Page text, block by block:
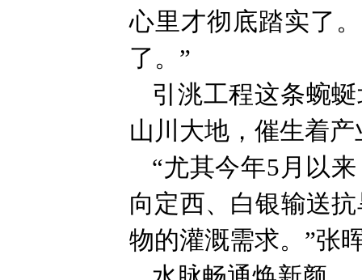
心里才彻底踏实了
了。”
引洮工程这条蜿
山川大地，催生着
“尤其今年5月以
向定西、白银输送
物的灌溉需求。”张